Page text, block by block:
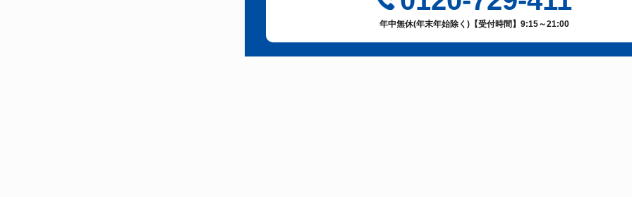
年中無休(年末年始除く)【受付時間】9:15～21:00